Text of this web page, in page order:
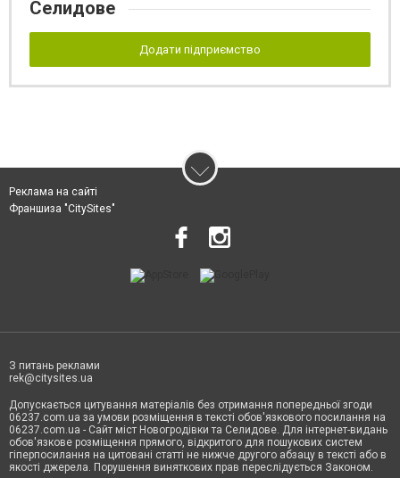
Селидове
Додати підприємство
Реклама на сайті
Франшиза "CitySites"
З питань реклами
rek@citysites.ua
Допускається цитування матеріалів без отримання попередньої згоди
06237.com.ua за умови розміщення в тексті обов'язкового посилання на
06237.com.ua - Сайт міст Новогродівки та Селидове. Для інтернет-видань
обов'язкове розміщення прямого, відкритого для пошукових систем
гіперпосилання на цитовані статті не нижче другого абзацу в тексті або в
якості джерела. Порушення виняткових прав переслідується Законом.